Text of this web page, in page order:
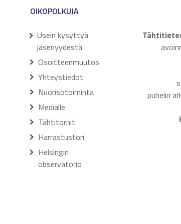
OIKOPOLKUJA
Usein kysyttyä
jäsenyydestä
Osoitteenmuutos
Yhteystiedot
Nuorisotoiminta
Medialle
Tähtitornit
Harrastustori
Helsingin
observatorio
puhelin